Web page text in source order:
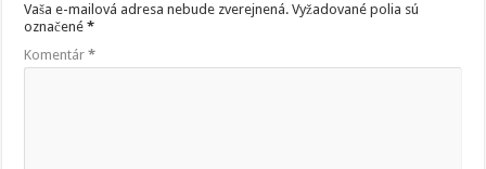
Vaša e-mailová adresa nebude zverejnená. Vyžadované polia sú
označené*
Komentár*